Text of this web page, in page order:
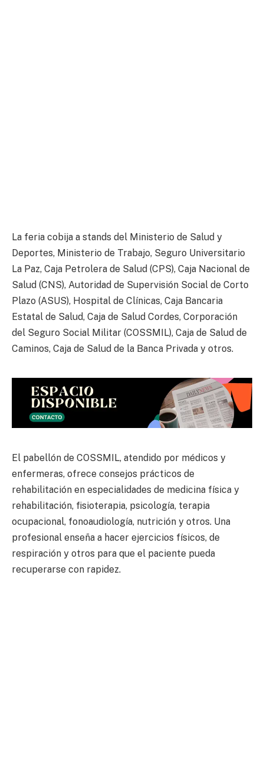
La feria cobija a stands del Ministerio de Salud y
Deportes, Ministerio de Trabajo, Seguro Universitario
La Paz, Caja Petrolera de Salud (CPS), Caja Nacional de
Salud (CNS), Autoridad de Supervisión Social de Corto
Plazo (ASUS), Hospital de Clínicas, Caja Bancaria
Estatal de Salud, Caja de Salud Cordes, Corporación
del Seguro Social Militar (COSSMIL), Caja de Salud de
Caminos, Caja de Salud de la Banca Privada y otros.
El pabellón de COSSMIL, atendido por médicos y
enfermeras, ofrece consejos prácticos de
rehabilitación en especialidades de medicina física y
rehabilitación, fisioterapia, psicología, terapia
ocupacional, fonoaudiología, nutrición y otros. Una
profesional enseña a hacer ejercicios físicos, de
respiración y otros para que el paciente pueda
recuperarse con rapidez.